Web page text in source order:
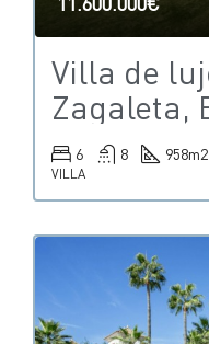
Villa de
Zagaleta,
6 8 958m2
VILLA